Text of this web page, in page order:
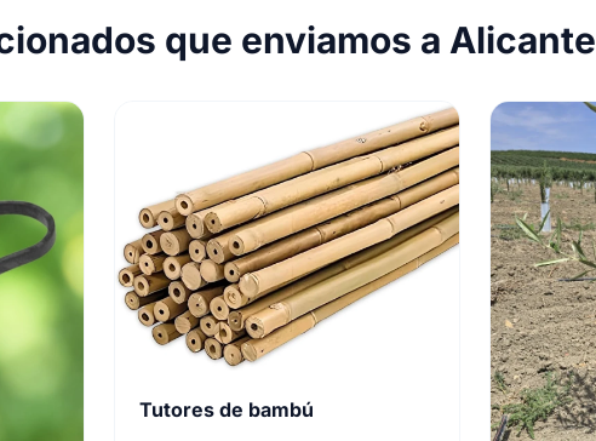
que enviamos a Alicante
Tutores de bambú